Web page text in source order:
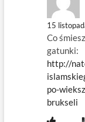
15
Co
gatunki:
http://
po-
brukseli